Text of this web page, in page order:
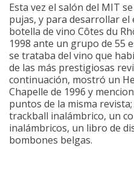
Esta vez el salón del MIT
pujas, y para desarrollar
botella de vino Côtes du
1998 ante un grupo de 55
se trataba del vino que
de las más prestigiosas
continuación, mostró un
Chapelle de 1996 y
puntos de la misma
trackball inalámbrico, un
inalámbricos, un libro de
bombones belgas.